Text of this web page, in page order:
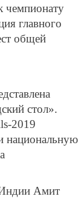
чемпионату
главного
общей
стол».
2019
национальную
Индии Амит